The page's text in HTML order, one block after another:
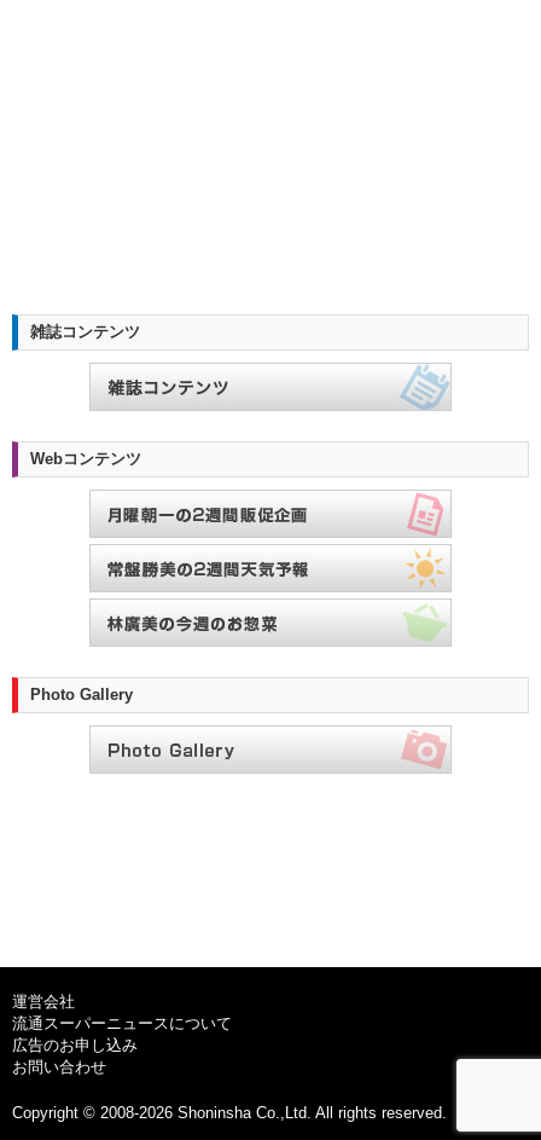
雑誌コンテンツ
Webコンテンツ
Photo Gallery
運営会社
流通スーパーニュースについて
広告のお申し込み
お問い合わせ
Copyright © 2008-2026 Shoninsha Co.,Ltd. All rights reserved.